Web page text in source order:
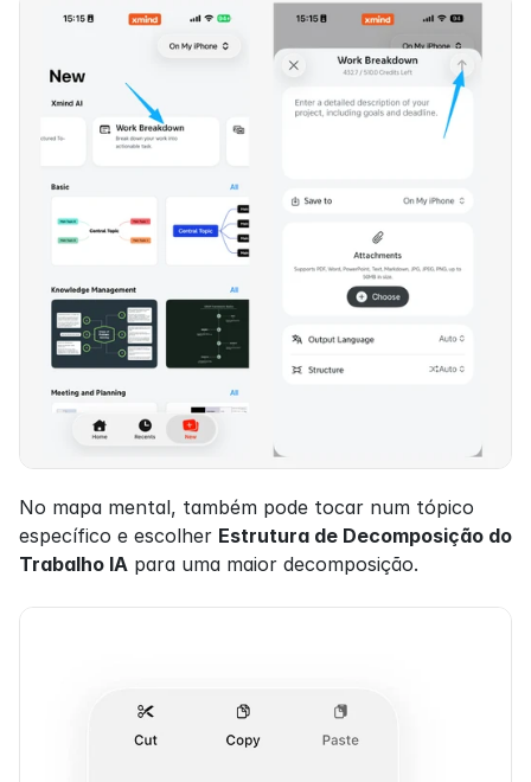
No mapa mental, também pode tocar num tópico
específico e escolher Estrutura de Decomposição do
Trabalho IA para uma maior decomposição.